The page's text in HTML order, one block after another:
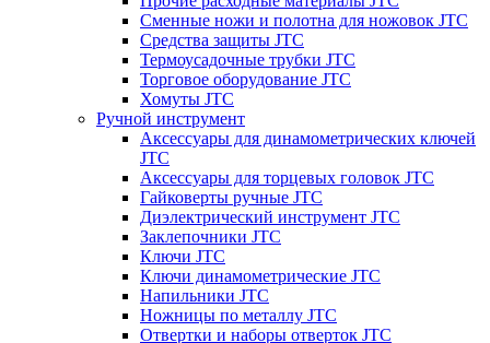
Сменные ножи и полотна для ножовок JTC
Средства защиты JTC
Термоусадочные трубки JTC
Торговое оборудование JTC
Хомуты JTC
Ручной инструмент
Аксессуары для динамометрических ключей
JTC
Аксессуары для торцевых головок JTC
Гайковерты ручные JTC
Диэлектрический инструмент JTC
Заклепочники JTC
Ключи JTC
Ключи динамометрические JTC
Напильники JTC
Ножницы по металлу JTC
Отвертки и наборы отверток JTC